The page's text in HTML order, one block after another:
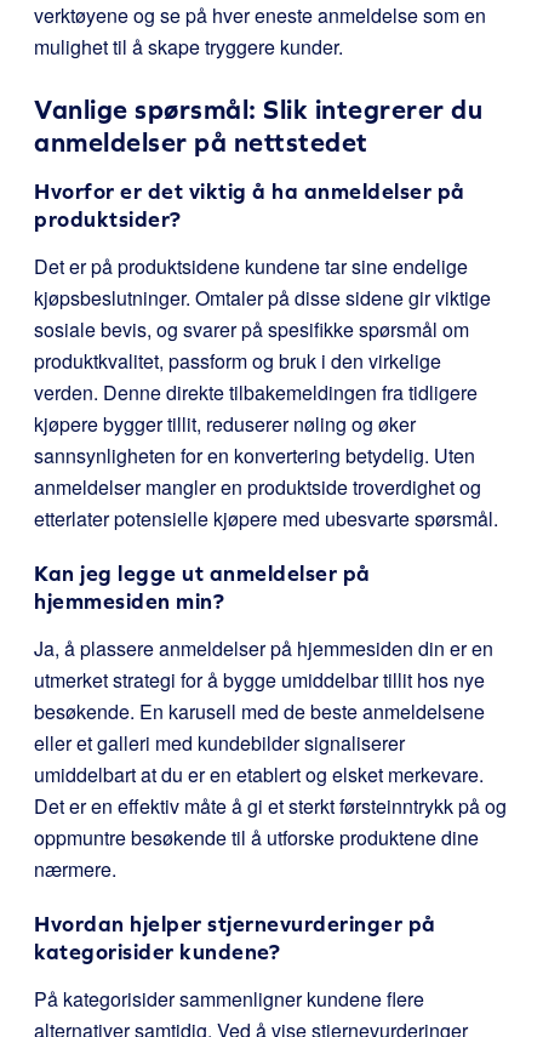
verktøyene og se på hver eneste anmeldelse som en
mulighet til å skape tryggere kunder.
Vanlige spørsmål: Slik integrerer du
anmeldelser på nettstedet
Hvorfor er det viktig å ha anmeldelser på
produktsider?
Det er på produktsidene kundene tar sine endelige
kjøpsbeslutninger. Omtaler på disse sidene gir viktige
sosiale bevis, og svarer på spesifikke spørsmål om
produktkvalitet, passform og bruk i den virkelige
verden. Denne direkte tilbakemeldingen fra tidligere
kjøpere bygger tillit, reduserer nøling og øker
sannsynligheten for en konvertering betydelig. Uten
anmeldelser mangler en produktside troverdighet og
etterlater potensielle kjøpere med ubesvarte spørsmål.
Kan jeg legge ut anmeldelser på
hjemmesiden min?
Ja, å plassere anmeldelser på hjemmesiden din er en
utmerket strategi for å bygge umiddelbar tillit hos nye
besøkende. En karusell med de beste anmeldelsene
eller et galleri med kundebilder signaliserer
umiddelbart at du er en etablert og elsket merkevare.
Det er en effektiv måte å gi et sterkt førsteinntrykk på og
oppmuntre besøkende til å utforske produktene dine
nærmere.
Hvordan hjelper stjernevurderinger på
kategorisider kundene?
På kategorisider sammenligner kundene flere
alternativer samtidig. Ved å vise stjernevurderinger